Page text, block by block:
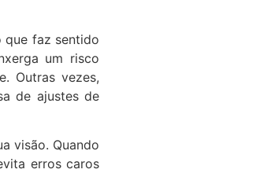
que faz sentido
um risco
Outras vezes,
de ajustes de
visão. Quando
erros caros